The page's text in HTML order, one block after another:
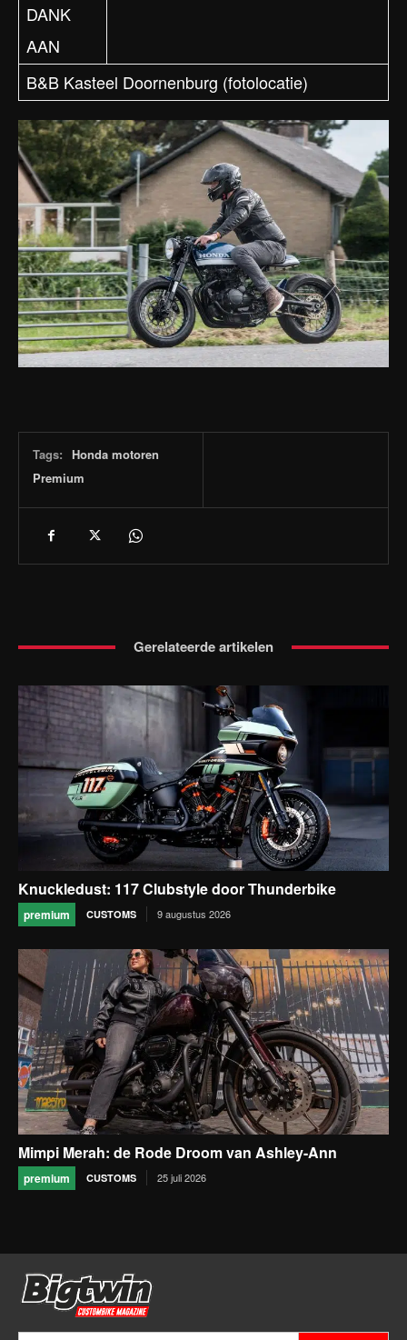
DANK
AAN
B&B Kasteel Doornenburg (fotolocatie)
Tags:
Honda motoren
Premium
Gerelateerde artikelen
Knuckledust: 117 Clubstyle door Thunderbike
premium CUSTOMS 9 augustus 2026
Mimpi Merah: de Rode Droom van Ashley-Ann
premium CUSTOMS 25 juli 2026